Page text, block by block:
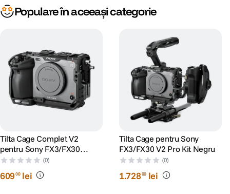
Populare în aceeași categorie
Tilta Cage Complet V2
pentru Sony FX3/FX30
Negru
(0)
60900 lei
Tilta Cage pentru Sony
FX3/FX30 V2 Pro Kit Negru
(0)
1.72800 lei